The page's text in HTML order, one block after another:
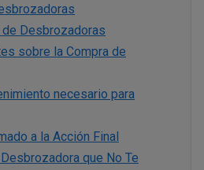
Desbrozadoras
sobre la Compra de
necesario para
a la Acción Final
que No Te